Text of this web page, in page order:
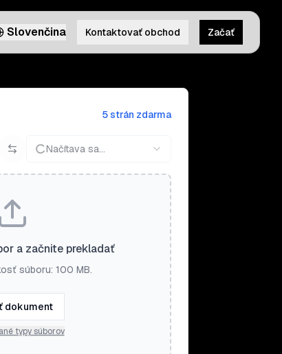
Slovenčina Kontaktovať obchod Začať
5 strán zdarma
Načítava sa...
a začnite prekladať
súboru: 100 MB.
dokument
typy súborov